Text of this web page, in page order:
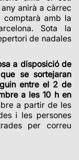
anirà a càrrec
comptarà amb la
Sota la
de nadales
a disposició de
se sortejaran
entre el 2 de
a les 10 h en
a partir de les
i les persones
per correu